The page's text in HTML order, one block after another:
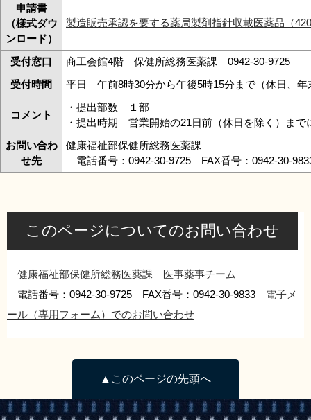
申請書
（様式ダウ
ンロード）
製造販売承認を要する薬局製剤指針収載医薬品（
受付窓口
商工会館4階 保健所総務医薬課 0942-30-9725
受付時間
平日 午前8時30分から午後5時15分まで（休日、年
コメント
・提出部数 １部
・提出時期 営業開始の21日前（休日を除く）まで
お問い合わ
せ先
健康福祉部保健所総務医薬課
電話番号：0942-30-9725 FAX番号：0942-30-
このページについてのお問い合わせ
健康福祉部保健所総務医薬課 医事薬事チーム
電話番号：0942-30-9725 FAX番号：0942-30-9833 電子メ
ール（専用フォーム）でのお問い合わせ
▲このページの先頭へ